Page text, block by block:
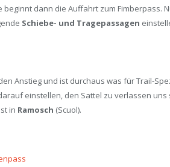
dann die Auffahrt zum Fimberpass.
Schiebe- und Tragepassagen
Anstieg und ist durchaus was für Trail-
einstellen, den Sattel zu verlassen
in Ramosch (Scuol).